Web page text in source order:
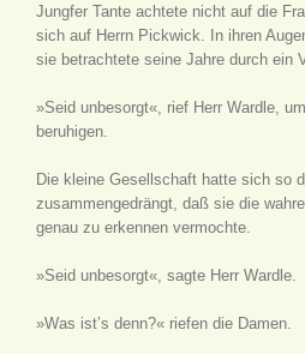
Jungfer Tante achtete nicht auf die
sich auf Herrn Pickwick. In ihren
sie betrachtete seine Jahre durch ein
»Seid unbesorgt«, rief Herr Wardle,
beruhigen.
Die kleine Gesellschaft hatte sich so
zusammengedrängt, daß sie die
genau zu erkennen vermochte.
»Seid unbesorgt«, sagte Herr Wardle.
»Was ist’s denn?« riefen die Damen.